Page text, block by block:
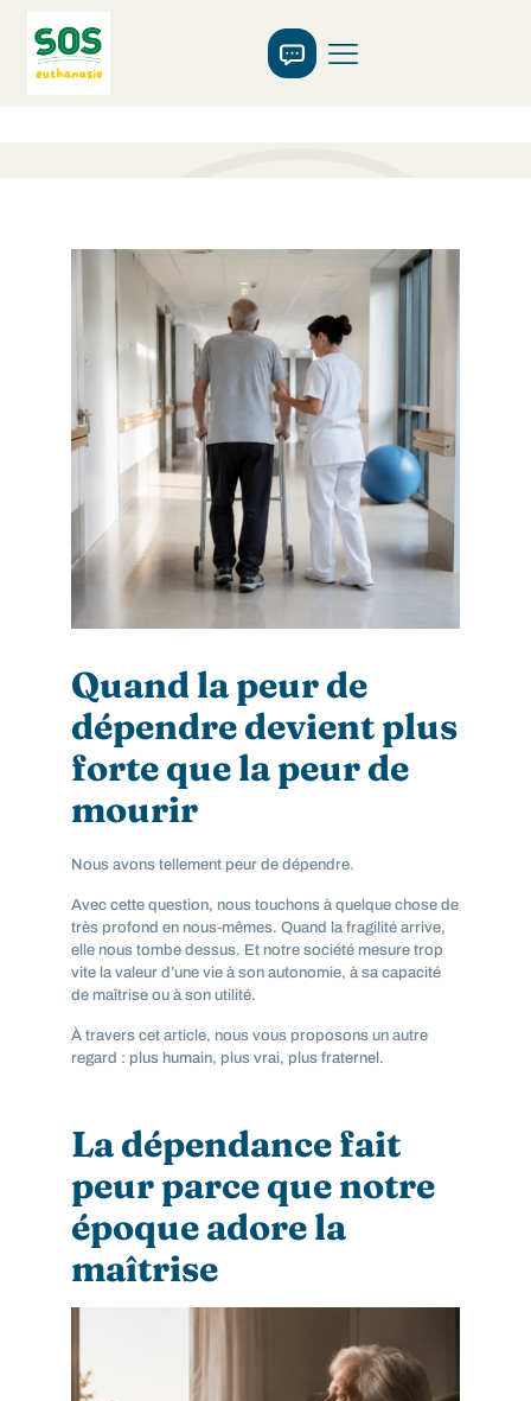
Quand la peur de
dépendre devient plus
forte que la peur de
mourir
Nous avons tellement peur de dépendre.
Avec cette question, nous touchons à quelque chose de
très profond en nous-mêmes. Quand la fragilité arrive,
elle nous tombe dessus. Et notre société mesure trop
vite la valeur d’une vie à son autonomie, à sa capacité
de maîtrise ou à son utilité.
À travers cet article, nous vous proposons un autre
regard : plus humain, plus vrai, plus fraternel.
La dépendance fait
peur parce que notre
époque adore la
maîtrise